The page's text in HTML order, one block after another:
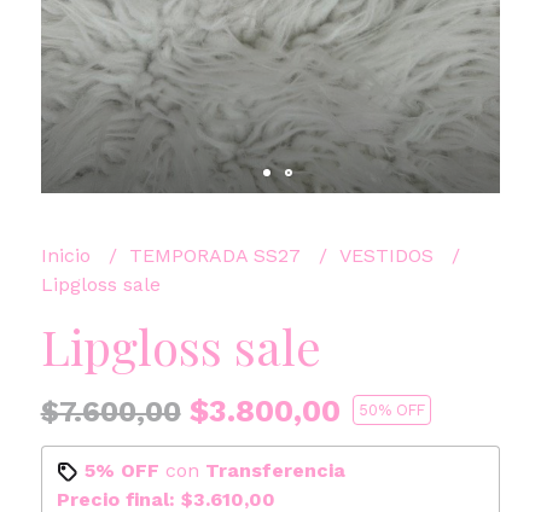
Inicio TEMPORADA SS27
VESTIDOS
Lipgloss sale
Lipgloss sale
$7.600,00$3.800,00 50% OFF
5% OFF con Transferencia
Precio final: $3.610,00